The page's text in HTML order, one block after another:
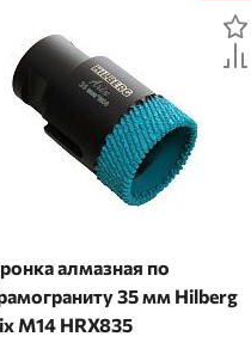
алмазная по
35 мм Hilberg
M14 HRX835